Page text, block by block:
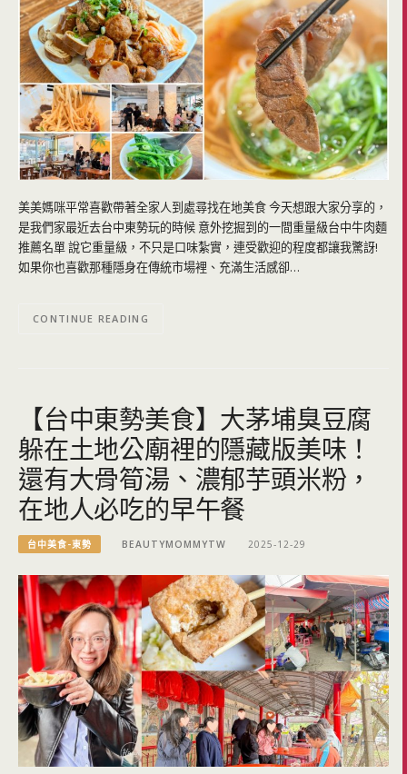
美美媽咪平常喜歡帶著全家人到處尋找在地美食 今天想跟大家分享的，
是我們家最近去台中東勢玩的時候 意外挖掘到的一間重量級台中牛肉麵
推薦名單 說它重量級，不只是口味紮實，連受歡迎的程度都讓我驚訝!
如果你也喜歡那種隱身在傳統市場裡、充滿生活感卻…
CONTINUE READING
【台中東勢美食】大茅埔臭豆腐
躲在土地公廟裡的隱藏版美味！
還有大骨筍湯、濃郁芋頭米粉，
在地人必吃的早午餐
台中美食-東勢 BEAUTYMOMMYTW 2025-12-29